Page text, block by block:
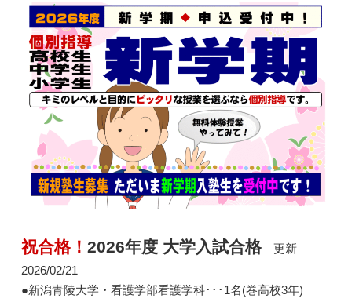
祝合格！2026年度 大学入試合格更新
2026/02/21
●新潟青陵大学・看護学部看護学科･･･1名(巻高校3年)